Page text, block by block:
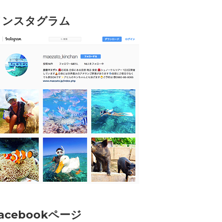
スタグラム
ページ